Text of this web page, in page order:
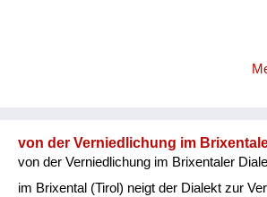
von der Verniedlichung im
von der Verniedlichung im Brixentaler
im Brixental (Tirol) neigt der Dialekt zur